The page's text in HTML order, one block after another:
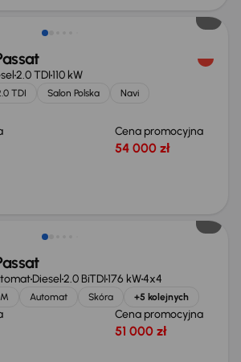
2.0 TDI110 kW
TDI Salon Polska
Navi
Cena promocyjna
54 000 zł
Diesel2.0 BiTDI176 kW4x4
Automat Skóra +5 kolejnych
Cena promocyjna
51 000 zł